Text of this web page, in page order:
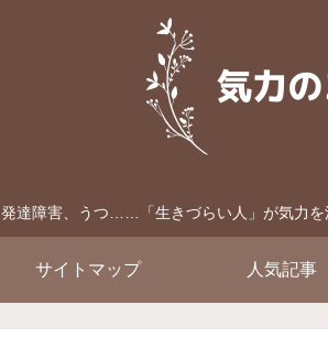
発達障害、うつ……「生きづらい人」が気力を
サイトマップ 人気記事